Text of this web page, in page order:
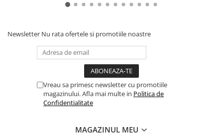
Modele Revell
D&D si Alte RPG
Newsletter Nu rata ofertele si promotiile noastre
Vreau sa primesc newsletter cu promotiile
magazinului. Afla mai multe in Politica de
Confidentialitate
MAGAZINUL MEU